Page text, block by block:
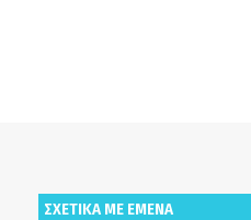
ΣΧΕΤΙΚΑ ΜΕ ΕΜΕΝΑ